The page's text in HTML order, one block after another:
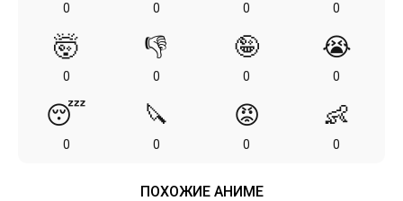
0 0 0 0
🤯
0
👎
0
🤪
0
😭
0
😴
0
🔪
0
😡
0
👶
0
ПОХОЖИЕ АНИМЕ